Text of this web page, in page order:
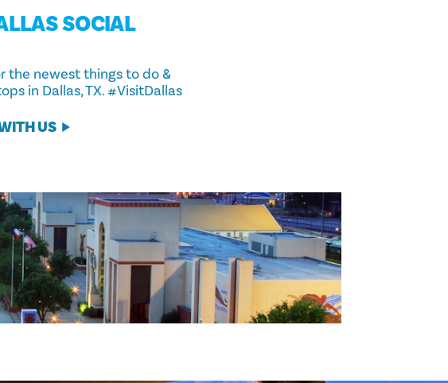
SOCIAL
the newest things to do &
in Dallas, TX. #VisitDallas
US